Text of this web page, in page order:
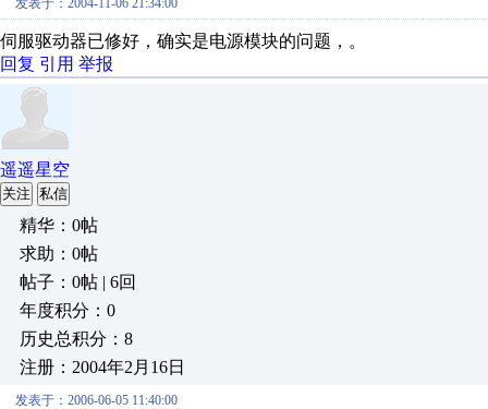
发表于：2004-11-06 21:34:00
伺服驱动器已修好，确实是电源模块的问题，。
回复 引用 举报
遥遥星空
关注 私信
精华：0帖
求助：0帖
帖子：0帖 | 6回
年度积分：0
历史总积分：8
注册：2004年2月16日
发表于：2006-06-05 11:40:00